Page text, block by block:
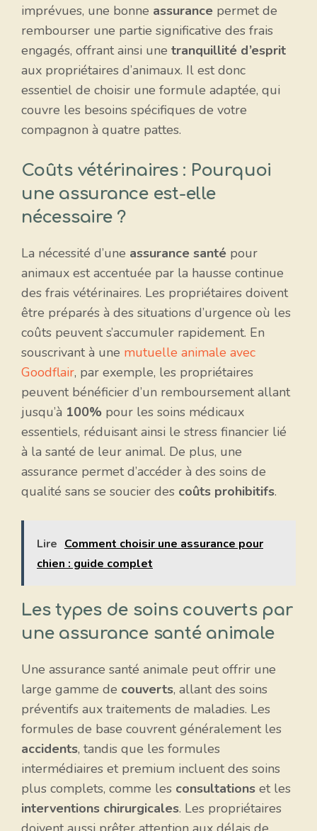
imprévues, une bonne assurance permet de
rembourser une partie significative des frais
engagés, offrant ainsi une tranquillité d’esprit
aux propriétaires d’animaux. Il est donc
essentiel de choisir une formule adaptée, qui
couvre les besoins spécifiques de votre
compagnon à quatre pattes.
Coûts vétérinaires : Pourquoi
une assurance est-elle
nécessaire ?
La nécessité d’une assurance santé pour
animaux est accentuée par la hausse continue
des frais vétérinaires. Les propriétaires doivent
être préparés à des situations d’urgence où les
coûts peuvent s’accumuler rapidement. En
souscrivant à une mutuelle animale avec
Goodflair, par exemple, les propriétaires
peuvent bénéficier d’un remboursement allant
jusqu’à 100% pour les soins médicaux
essentiels, réduisant ainsi le stress financier lié
à la santé de leur animal. De plus, une
assurance permet d’accéder à des soins de
qualité sans se soucier des coûts prohibitifs.
Lire Comment choisir une assurance pour
chien : guide complet
Les types de soins couverts par
une assurance santé animale
Une assurance santé animale peut offrir une
large gamme de couverts, allant des soins
préventifs aux traitements de maladies. Les
formules de base couvrent généralement les
accidents, tandis que les formules
intermédiaires et premium incluent des soins
plus complets, comme les consultations et les
interventions chirurgicales. Les propriétaires